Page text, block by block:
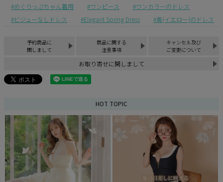
めぐりっぷちゃん着用
ワンピース
ワンカラーのドレス
ビジューなしドレス
Elegant Spring Dress 黄(イエロー)のドレス
予約商品に
関しまして
商品に関する
注意事項
キャンセル及び
ご変更について
お取り寄せに関しまして
HOT TOPIC